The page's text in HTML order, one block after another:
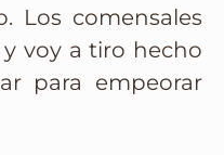
Los comensales
voy a tiro hecho
para empeorar